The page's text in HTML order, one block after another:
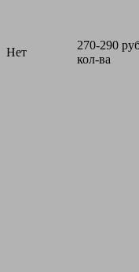
Нет
270-290
кол-ва